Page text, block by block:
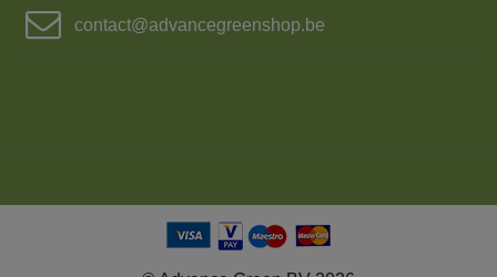
contact@advancegreenshop.be